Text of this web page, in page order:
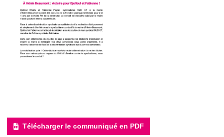
Télécharger le communiqué en PDF